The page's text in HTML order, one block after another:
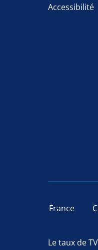
Accessibilité
France
Le taux de